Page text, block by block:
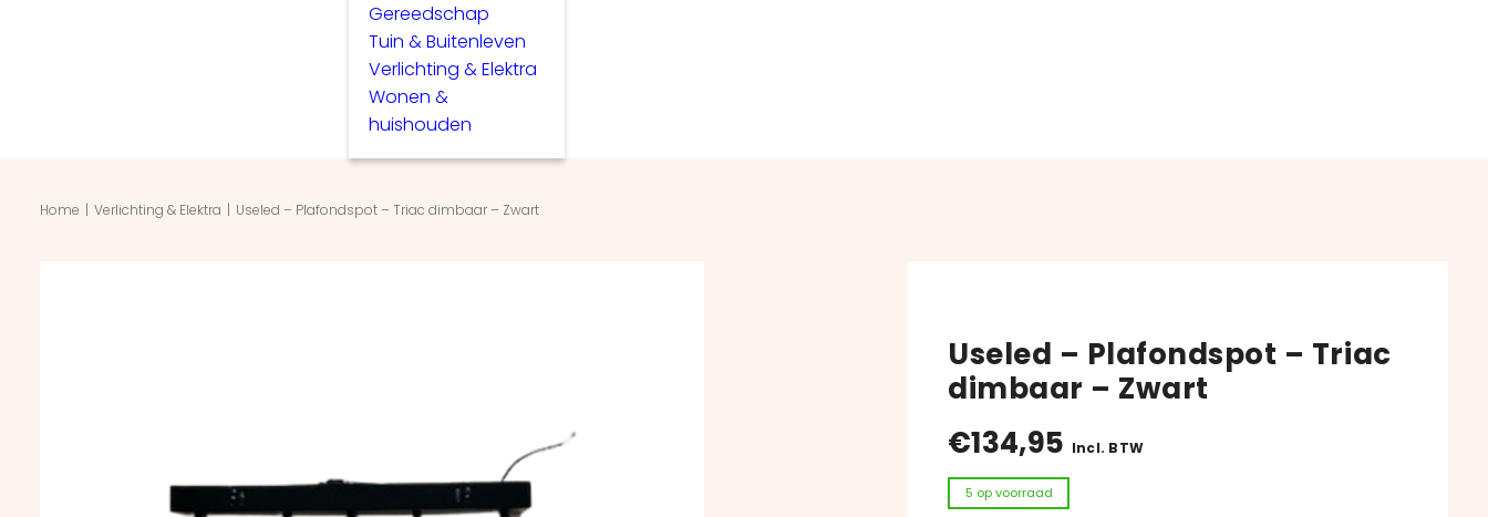
Gereedschap
Tuin & Buitenleven
Verlichting & Elektra
Wonen &
huishouden
Home Verlichting & Elektra Useled – Plafondspot – Triac dimbaar – Zwart
Useled – Plafondspot – Triac
dimbaar – Zwart
€134,95 Incl. BTW
5 op voorraad